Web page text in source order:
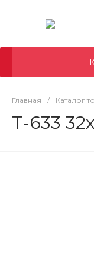
Главная / Каталог
T-633